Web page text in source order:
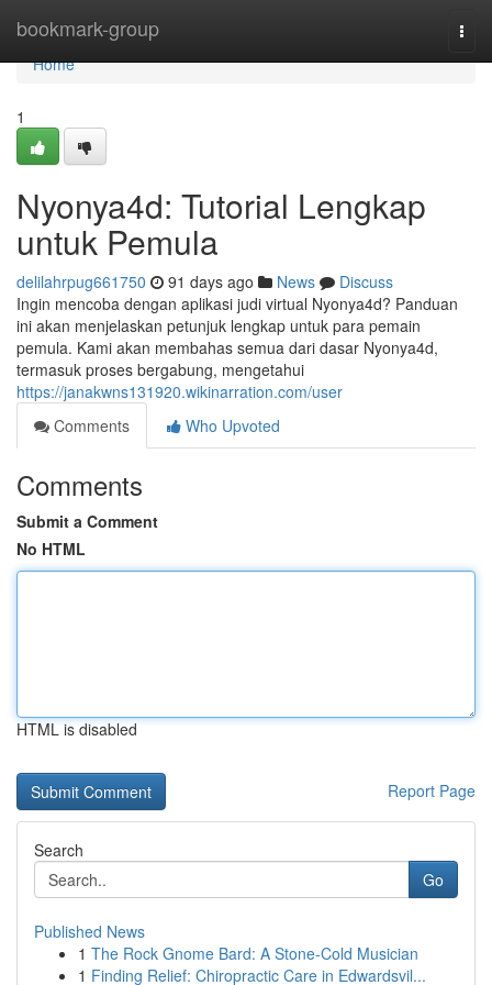
bookmark-group
Home
Home
1
Nyonya4d: Tutorial Lengkap
untuk Pemula
delilahrpug661750 91 days ago News
Discuss
Ingin mencoba dengan aplikasi judi virtual Nyonya4d? Panduan
ini akan menjelaskan petunjuk lengkap untuk para pemain
pemula. Kami akan membahas semua dari dasar Nyonya4d,
termasuk proses bergabung, mengetahui
https://janakwns131920.wikinarration.com/user
Comments
Who Upvoted
Comments
Submit a Comment
No HTML
HTML is disabled
Report Page
Search
Go
Published News
1 The Rock Gnome Bard: A Stone-Cold Musician
1 Finding Relief: Chiropractic Care in Edwardsvil...